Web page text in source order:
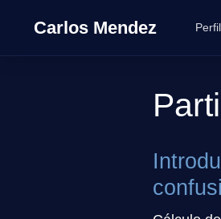
Carlos Mendez Perfil